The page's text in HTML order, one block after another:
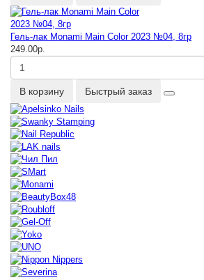
Гель-лак Monami Main Color 2023 №04, 8гр
249.00р.
В корзину Быстрый заказ